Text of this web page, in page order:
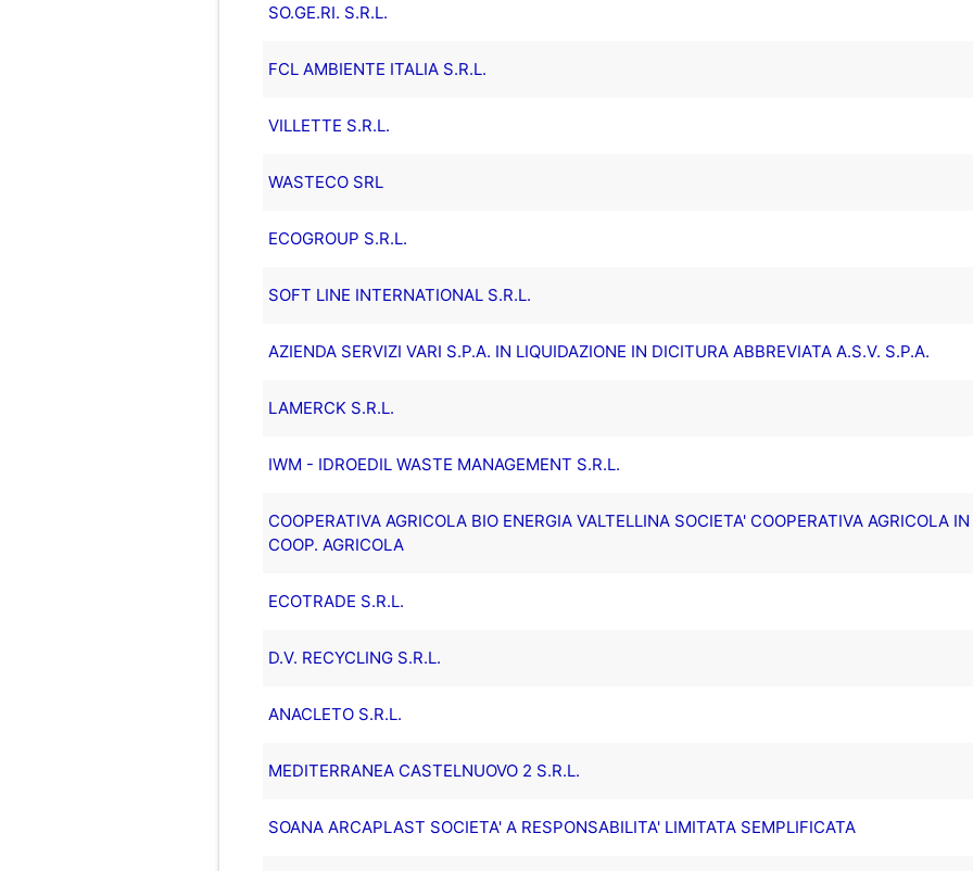
SO.GE.RI. S.R.L.
FCL AMBIENTE ITALIA S.R.L.
VILLETTE S.R.L.
WASTECO SRL
ECOGROUP S.R.L.
SOFT LINE INTERNATIONAL S.R.L.
AZIENDA SERVIZI VARI S.P.A. IN LIQUIDAZIONE IN DICITURA ABBREVIATA A.S.V. S.P.A.
LAMERCK S.R.L.
IWM - IDROEDIL WASTE MANAGEMENT S.R.L.
COOPERATIVA AGRICOLA BIO ENERGIA VALTELLINA SOCIETA' COOPERATIVA AGRICOLA
COOP. AGRICOLA
ECOTRADE S.R.L.
D.V. RECYCLING S.R.L.
ANACLETO S.R.L.
MEDITERRANEA CASTELNUOVO 2 S.R.L.
SOANA ARCAPLAST SOCIETA' A RESPONSABILITA' LIMITATA SEMPLIFICATA